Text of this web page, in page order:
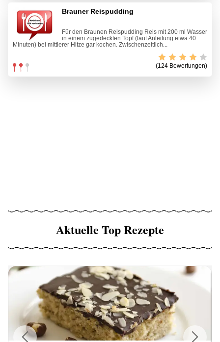
Brauner Reispudding
Für den Braunen Reispudding Reis mit 200 ml Wasser
in einem zugedeckten Topf (laut Anleitung etwa 40
Minuten) bei mittlerer Hitze gar kochen. Zwischenzeitlich...
(124 Bewertungen)
Aktuelle Top Rezepte